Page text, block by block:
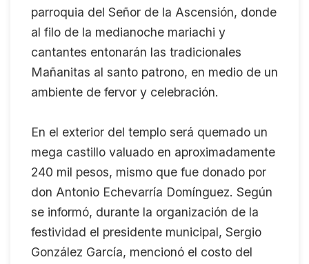
parroquia del Señor de la Ascensión, donde
al filo de la medianoche mariachi y
cantantes entonarán las tradicionales
Mañanitas al santo patrono, en medio de un
ambiente de fervor y celebración.
En el exterior del templo será quemado un
mega castillo valuado en aproximadamente
240 mil pesos, mismo que fue donado por
don Antonio Echevarría Domínguez. Según
se informó, durante la organización de la
festividad el presidente municipal, Sergio
González García, mencionó el costo del